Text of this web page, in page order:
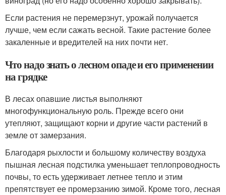
Если растения не перемерзнут, урожай получается
лучше, чем если сажать весной. Такие растение более
закаленные и вредителей на них почти нет.
Что надо знать о лесном опаде и его применении
на грядке
В лесах опавшие листья выполняют
многофункциональную роль. Прежде всего они
утепляют, защищают корни и другие части растений в
земле от замерзания.
Благодаря рыхлости и большому количеству воздуха
пышная лесная подстилка уменьшает теплопроводность
почвы, то есть удерживает летнее тепло и этим
препятствует ее промерзанию зимой. Кроме того, лесная